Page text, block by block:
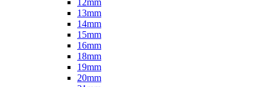
12mm
13mm
14mm
15mm
16mm
18mm
19mm
20mm